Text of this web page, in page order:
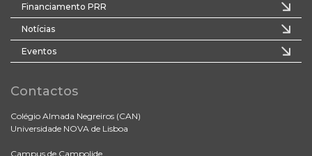
Financiamento PRR
Notícias
Eventos
Contactos
Colégio Almada Negreiros (CAN)
Universidade NOVA de Lisboa
Campus de Campolide